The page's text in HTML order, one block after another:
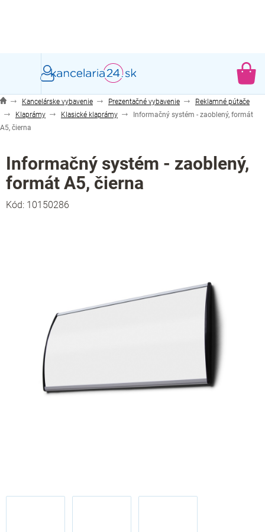
Kancelárske vybavenie Prezentačné vybavenie
Reklamné pútače
Klaprámy
Klasické klaprámy
Informačný systém - zaoblený, formát
A5, čierna
Informačný systém - zaoblený,
formát A5, čierna
Kód: 10150286